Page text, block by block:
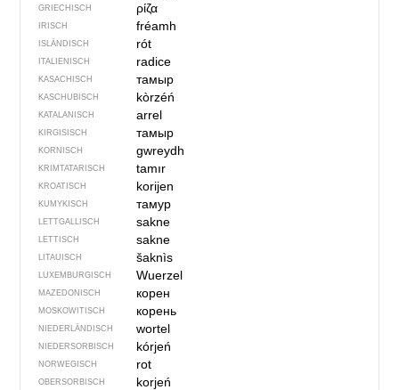
GRIECHISCH ρίζα
IRISCH fréamh
ISLÄNDISCH rót
ITALIENISCH radice
KASACHISCH тамыр
KASCHUBISCH kòrzéń
KATALANISCH arrel
KIRGISISCH тамыр
KORNISCH gwreydh
KRIMTATARISCH tamır
KROATISCH korijen
KUMYKISCH тамур
LETTGALLISCH sakne
LETTISCH sakne
LITAUISCH šaknìs
LUXEMBURGISCH Wuerzel
MAZEDONISCH корен
MOSKOWITISCH корень
NIEDERLÄNDISCH wortel
NIEDERSORBISCH kórjeń
NORWEGISCH rot
OBERSORBISCH korjeń